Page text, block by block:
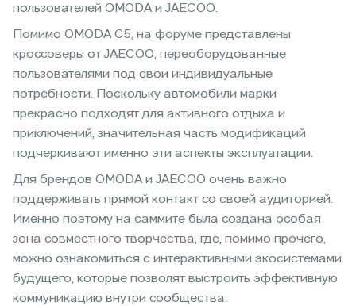
пользователей OMODA и JAECOO.
Помимо OMODA C5, на форуме представлены
кроссоверы от JAECOO, переоборудованные
пользователями под свои индивидуальные
потребности. Поскольку автомобили марки
прекрасно подходят для активного отдыха и
приключений, значительная часть модификаций
подчеркивают именно эти аспекты эксплуатации.
Для брендов OMODA и JAECOO очень важно
поддерживать прямой контакт со своей аудиторией.
Именно поэтому на саммите была создана особая
зона совместного творчества, где, помимо прочего,
можно ознакомиться с интерактивными экосистемами
будущего, которые позволят выстроить эффективную
коммуникацию внутри сообщества.